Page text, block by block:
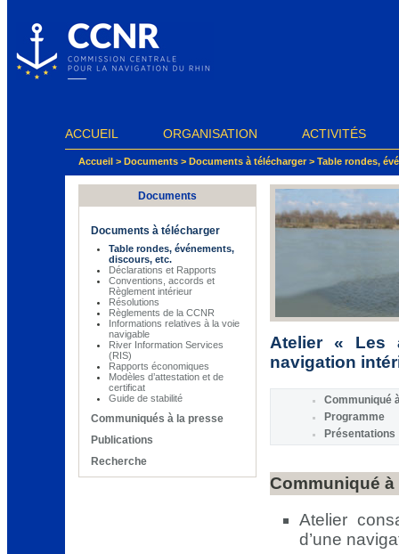
ACCUEIL ORGANISATION ACTIVITÉS
Accueil > Documents > Documents à télécharger> Table rondes,
Documents
Documents à télécharger
Table rondes, événements,
discours, etc.
Déclarations et Rapports
Conventions, accords et
Règlement intérieur
Résolutions
Règlements de la CCNR
Informations relatives à la voie
navigable
River Information Services
(RIS)
Rapports économiques
Modèles d’attestation et de
certificat
Guide de stabilité
Communiqués à la presse
Publications
Recherche
Atelier « Les
navigation
Communiqué
Programme
Présentations
Communiqué
Atelier
d’une